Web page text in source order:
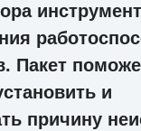
Пакет
и
причину